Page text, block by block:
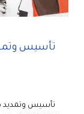
تأسيس